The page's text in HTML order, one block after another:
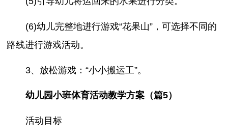
(6)幼儿完整地进行游戏“花果山”，可选择不同的
路线进行游戏活动。
3、放松游戏：“小小搬运工”。
幼儿园小班体育活动教学方案（篇5）
活动目标